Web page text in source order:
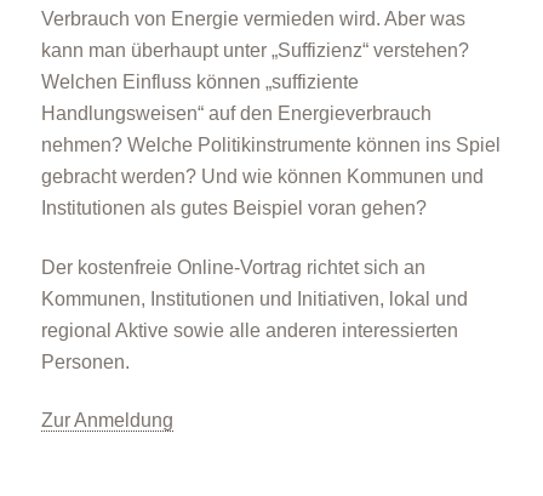
Verbrauch von Energie vermieden wird. Aber was
kann man überhaupt unter „Suffizienz“ verstehen?
Welchen Einfluss können „suffiziente
Handlungsweisen“ auf den Energieverbrauch
nehmen? Welche Politikinstrumente können ins Spiel
gebracht werden? Und wie können Kommunen und
Institutionen als gutes Beispiel voran gehen?
Der kostenfreie Online-Vortrag richtet sich an
Kommunen, Institutionen und Initiativen, lokal und
regional Aktive sowie alle anderen interessierten
Personen.
Zur Anmeldung